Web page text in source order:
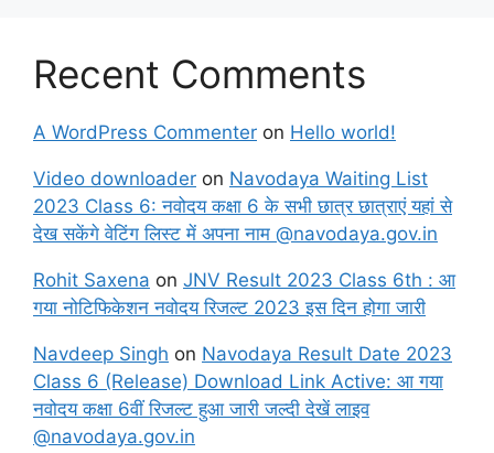
Recent Comments
A WordPress Commenter on Hello world!
Video downloader on Navodaya Waiting List
2023 Class 6: नवोदय कक्षा 6 के सभी छात्र छात्राएं यहां से
देख सकेंगे वेटिंग लिस्ट में अपना नाम @navodaya.gov.in
Rohit Saxena on JNV Result 2023 Class 6th : आ
गया नोटिफिकेशन नवोदय रिजल्ट 2023 इस दिन होगा जारी
Navdeep Singh on Navodaya Result Date 2023
Class 6 (Release) Download Link Active: आ गया
नवोदय कक्षा 6वीं रिजल्ट हुआ जारी जल्दी देखें लाइव
@navodaya.gov.in